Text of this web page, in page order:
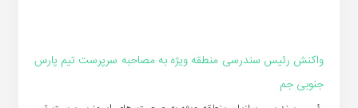
واکنش رئیس سندرسی منطقه ویژه به مصاحبه سرپرست تیم پارس
جنوبی جم